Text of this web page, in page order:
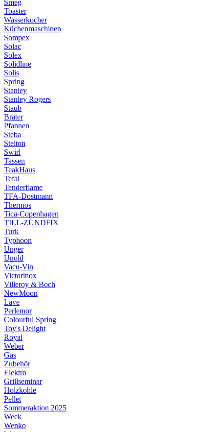
Smeg
Toaster
Wasserkocher
Küchenmaschinen
Sompex
Solac
Solex
Solidline
Solis
Spring
Stanley
Stanley Rogers
Staub
Bräter
Pfannen
Steba
Stelton
Swirl
Tassen
TeakHaus
Tefal
Tenderflame
TFA-Dostmann
Thermos
Tica-Copenhagen
TILL-ZÜNDFIX
Turk
Typhoon
Unger
Unold
Vacu-Vin
Victorinox
Villeroy & Boch
NewMoon
Lave
Perlemor
Colourful Spring
Toy's Delight
Royal
Weber
Gas
Zubehör
Elektro
Grillseminar
Holzkohle
Pellet
Sommeraktion 2025
Weck
Wenko